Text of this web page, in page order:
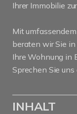
Ihrer Immobilie
Mit
beraten wir Sie in
Ihre Wohnung in
Sprechen Sie
INHALT